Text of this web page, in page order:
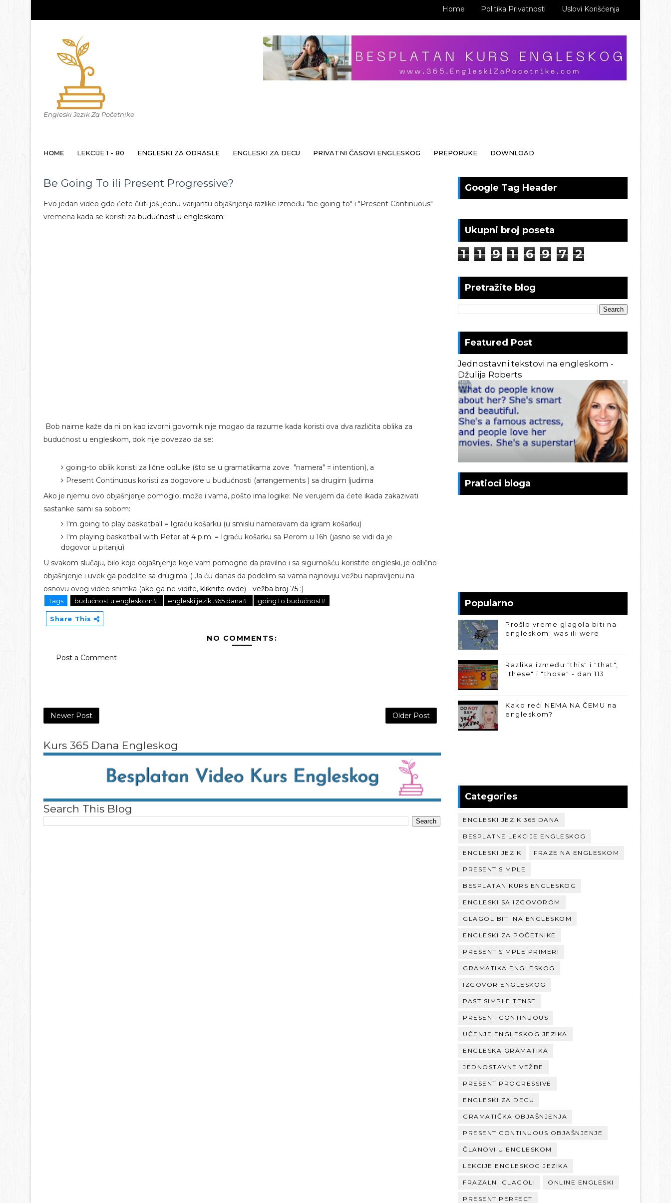
Home Politika Privatnosti Uslovi Korišćenja
Engleski Jezik Za Početnike
HOME LEKCIJE 1 - 80 ENGLESKI ZA ODRASLE ENGLESKI ZA DECU PRIVATNI ČASOVI ENGLESKOG PREPORUKE DOWNLOAD
Be Going To ili Present Progressive?
Evo jedan video gde ćete čuti još jednu varijantu objašnjenja razlike između "be going to" i "Present Continuous"
vremena kada se koristi za budućnost u engleskom:
Bob naime kaže da ni on kao izvorni govornik nije mogao da razume kada koristi ova dva različita oblika za
budućnost u engleskom, dok nije povezao da se:
going-to oblik koristi za lične odluke (što se u gramatikama zove "namera" = intention), a
Present Continuous koristi za dogovore u budućnosti (arrangements ) sa drugim ljudima
Ako je njemu ovo objašnjenje pomoglo, može i vama, pošto ima logike: Ne verujem da ćete ikada zakazivati
sastanke sami sa sobom:
I'm going to play basketball = Igraću košarku (u smislu nameravam da igram košarku)
I'm playing basketball with Peter at 4 p.m. = Igraću košarku sa Perom u 16h (jasno se vidi da je
dogovor u pitanju)
U svakom slučaju, bilo koje objašnjenje koje vam pomogne da pravilno i sa sigurnošću koristite engleski, je odlično
objašnjenje i uvek ga podelite sa drugima :) Ja ću danas da podelim sa vama najnoviju vežbu napravljenu na
osnovu ovog video snimka (ako ga ne vidite, kliknite ovde) - vežba broj 75 :)
Tags budućnost u engleskom# engleski jezik 365 dana# going to budućnost#
Share This
NO COMMENTS:
Post a Comment
Newer Post Older Post
Kurs 365 Dana Engleskog
Search This Blog
Google Tag Header
Ukupni broj poseta
1 1 9 1 6 9 7 2
Pretražite blog
Featured Post
Jednostavni tekstovi na engleskom -
Džulija Roberts
Pratioci bloga
Popularno
Prošlo vreme glagola biti na
engleskom: was ili were
Razlika između "this" i "that",
"these" i "those" - dan 113
Kako reći NEMA NA ČEMU na
engleskom?
Categories
ENGLESKI JEZIK 365 DANA
BESPLATNE LEKCIJE ENGLESKOG
ENGLESKI JEZIK FRAZE NA ENGLESKOM
PRESENT SIMPLE
BESPLATAN KURS ENGLESKOG
ENGLESKI SA IZGOVOROM
GLAGOL BITI NA ENGLESKOM
ENGLESKI ZA POČETNIKE
PRESENT SIMPLE PRIMERI
GRAMATIKA ENGLESKOG
IZGOVOR ENGLESKOG
PAST SIMPLE TENSE
PRESENT CONTINUOUS
UČENJE ENGLESKOG JEZIKA
ENGLESKA GRAMATIKA
JEDNOSTAVNE VEŽBE
PRESENT PROGRESSIVE
ENGLESKI ZA DECU
GRAMATIČKA OBJAŠNJENJA
PRESENT CONTINUOUS OBJAŠNJENJE
ČLANOVI U ENGLESKOM
LEKCIJE ENGLESKOG JEZIKA
FRAZALNI GLAGOLI ONLINE ENGLESKI
PRESENT PERFECT